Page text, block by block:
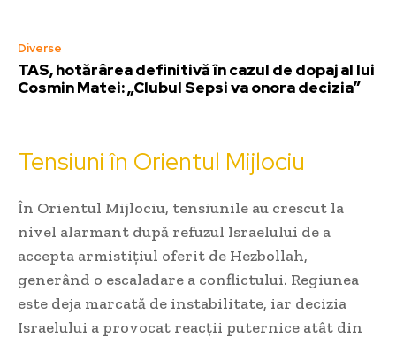
Diverse
TAS, hotărârea definitivă în cazul de dopaj al lui
Cosmin Matei: „Clubul Sepsi va onora decizia”
Tensiuni în Orientul Mijlociu
În Orientul Mijlociu, tensiunile au crescut la
nivel alarmant după refuzul Israelului de a
accepta armistițiul oferit de Hezbollah,
generând o escaladare a conflictului. Regiunea
este deja marcată de instabilitate, iar decizia
Israelului a provocat reacții puternice atât din